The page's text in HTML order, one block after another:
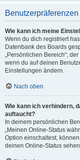
Wie kann ich meine
Wenn du dich registriert
Datenbank des Boards
„Persönlichen Bereich“;
wenn du auf deinen
Einstellungen ändern.
Nach oben
Wie kann ich verhindern,
auftaucht?
In deinem persönlichen
„Meinen Online-Status
Option einschaltest,
deinen Online-Status